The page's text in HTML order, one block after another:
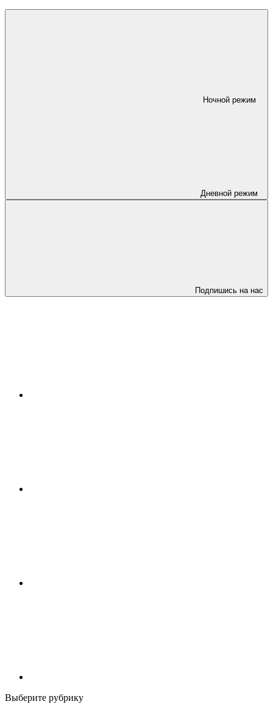
Ночной режим
Дневной режим
Подпишись на нас
Выберите рубрику